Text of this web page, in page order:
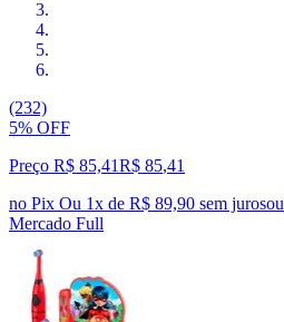
(232)
5% OFF
Preço R$ 85,41R$ 85,41
no Pix Ou 1x de R$ 89,90 sem jurosou
Mercado Full